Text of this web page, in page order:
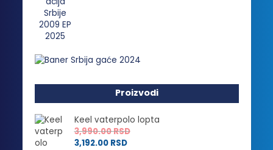
Proizvodi
Keel vaterpolo lopta
3,990.00RSD
3,192.00 RSD